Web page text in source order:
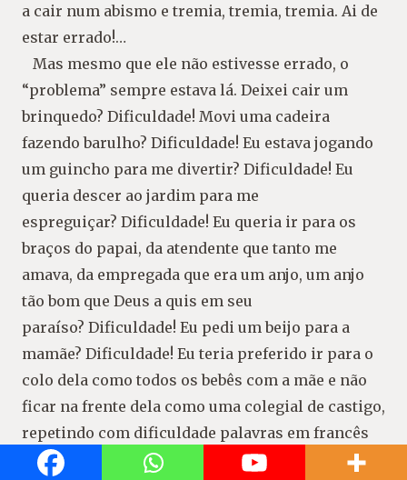
a cair num abismo e tremia, tremia, tremia. Ai de
estar errado!…
Mas mesmo que ele não estivesse errado, o
“problema” sempre estava lá. Deixei cair um
brinquedo? Dificuldade! Movi uma cadeira
fazendo barulho? Dificuldade! Eu estava jogando
um guincho para me divertir? Dificuldade! Eu
queria descer ao jardim para me
espreguiçar? Dificuldade! Eu queria ir para os
braços do papai, da atendente que tanto me
amava, da empregada que era um anjo, um anjo
tão bom que Deus a quis em seu
paraíso? Dificuldade! Eu pedi um beijo para a
mamãe? Dificuldade! Eu teria preferido ir para o
colo dela como todos os bebês com a mãe e não
ficar na frente dela como uma colegial de castigo,
repetindo com dificuldade palavras em francês
queeu tinha que aprender a mastigar junto com